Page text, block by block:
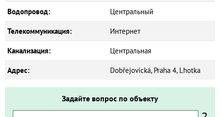
Водопровод: Центральный
Телекоммуникация: Интернет
Канализация: Центральная
Адрес: Dobřejovická, Praha 4, Lhotka
Задайте вопрос по объекту